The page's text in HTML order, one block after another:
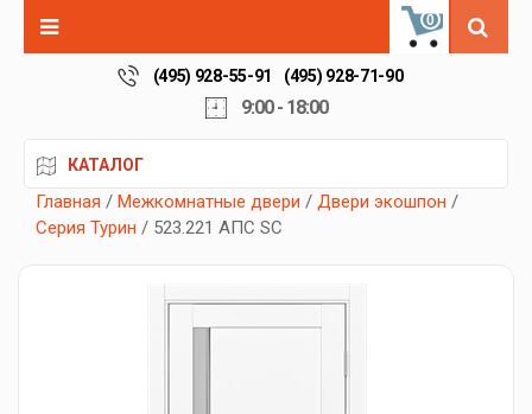
0
(495) 928-55-91 (495) 928-71-90
9:00 - 18:00
КАТАЛОГ
Главная / Межкомнатные двери / Двери экошпон /
Серия Турин / 523.221 АПС SC